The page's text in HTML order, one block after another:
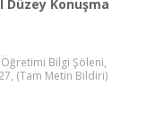
Düzey Konuşma
Bilgi Şöleni,
(Tam Metin Bildiri)